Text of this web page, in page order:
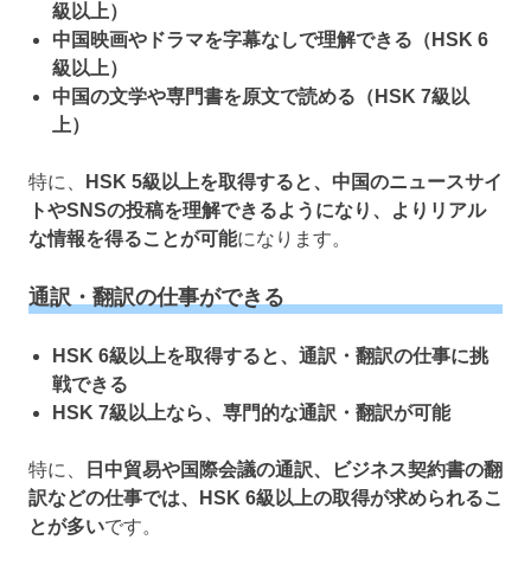
級以上）
中国映画やドラマを字幕なしで理解できる（HSK 6
級以上）
中国の文学や専門書を原文で読める（HSK 7級以
上）
特に、
HSK 5級以上を取得すると、中国のニュースサイ
トやSNSの投稿を理解できるようになり、よりリアル
な情報を得ることが可能になります。
通訳・翻訳の仕事ができる
HSK 6級以上を取得すると、通訳・翻訳の仕事に挑
戦できる
HSK 7級以上なら、専門的な通訳・翻訳が可能
特に、
日中貿易や国際会議の通訳、ビジネス契約書の翻
訳などの仕事では、HSK 6級以上の取得が求められるこ
とが多いです。